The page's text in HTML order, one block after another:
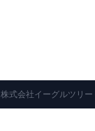
株式会社イーグルツリ